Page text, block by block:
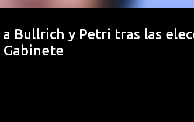
Bullrich y Petri tras las
Gabinete